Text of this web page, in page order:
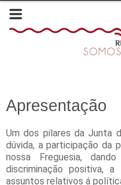
Apresentação
Um dos pilares da Junta
dúvida, a participação da
nossa Freguesia,
discriminação positiva,
assuntos relativos á